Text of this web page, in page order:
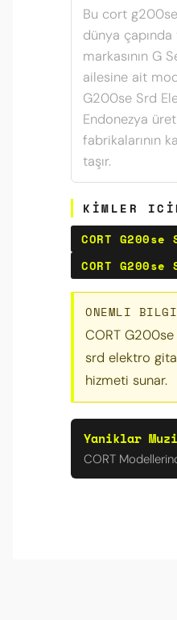
Bu cort
dünya çapında
markasının G
ailesine ait
G200se Srd
Endonezya
fabrikalarının
taşır.
KIMLER
CORT
CORT
ONEMLI BILGI
CORT
srd elektro
hizmeti sunar.
Yaniklar
CORT